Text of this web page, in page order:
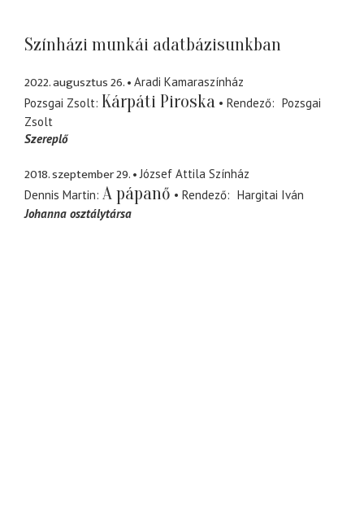
Színházi munkái adatbázisunkban
2022. augusztus 26.
Aradi Kamaraszínház
Pozsgai Zsolt Kárpáti Piroska Rendező
Pozsgai
Zsolt
Szereplő
2018. szeptember 29.
József Attila Színház
Dennis Martin A pápanő Rendező
Hargitai Iván
Johanna osztálytársa